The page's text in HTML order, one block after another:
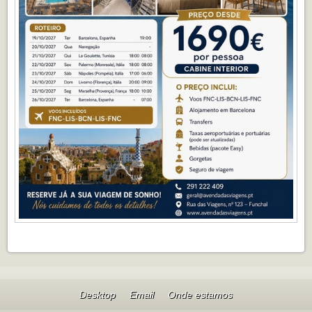
Desktop Email Onde estamos